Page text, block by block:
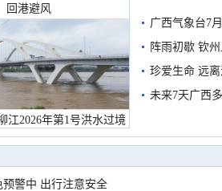
回港避风
江2026年第1号洪水过境
堤岸见证汛况
广西气象台7
阵雨初歇 钦
珍爱生命 远
未来7天广西
预警中 出行注意安全